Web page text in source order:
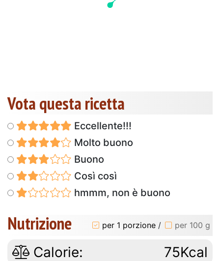
Vota questa ricetta
Eccellente!!!
Molto buono
Buono
Così così
hmmm, non è buono
Nutrizione per 1 porzione / per 100 g
Calorie: 75Kcal